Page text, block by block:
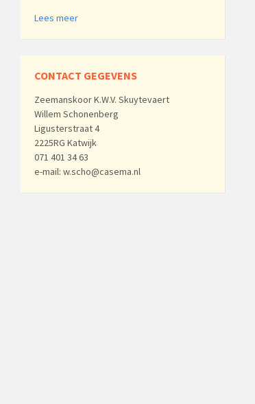
Lees meer
CONTACT GEGEVENS
Zeemanskoor K.W.V. Skuytevaert
Willem Schonenberg
Ligusterstraat 4
2225RG Katwijk
071 401 34 63
e-mail: w.scho@casema.nl